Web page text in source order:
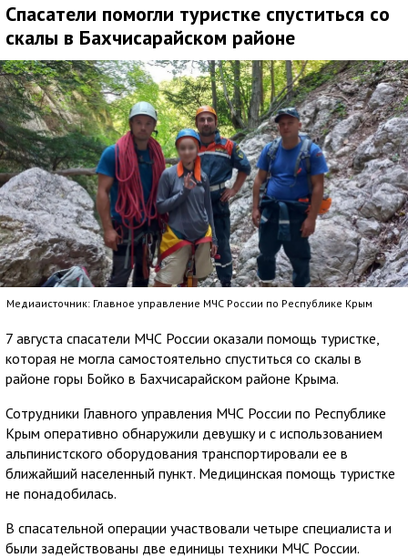
Спасатели помогли туристке спуститься со
скалы в Бахчисарайском районе
Медиаисточник: Главное управление МЧС России по Республике Крым
7 августа спасатели МЧС России оказали помощь туристке,
которая не могла самостоятельно спуститься со скалы в
районе горы Бойко в Бахчисарайском районе Крыма.
Сотрудники Главного управления МЧС России по Республике
Крым оперативно обнаружили девушку и с использованием
альпинистского оборудования транспортировали ее в
ближайший населенный пункт. Медицинская помощь туристке
не понадобилась.
В спасательной операции участвовали четыре специалиста и
были задействованы две единицы техники МЧС России.